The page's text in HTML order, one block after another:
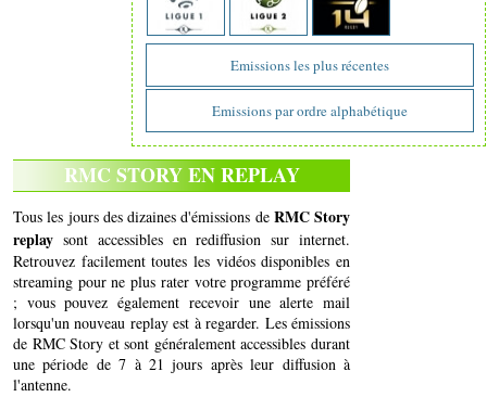
Emissions les plus récentes
Emissions par ordre alphabétique
RMC STORY EN REPLAY
Tous les jours des dizaines d'émissions de RMC Story
replay sont accessibles en rediffusion sur internet.
Retrouvez facilement toutes les vidéos disponibles en
streaming pour ne plus rater votre programme préféré
; vous pouvez également recevoir une alerte mail
lorsqu'un nouveau replay est à regarder. Les émissions
de RMC Story et sont généralement accessibles durant
une période de 7 à 21 jours après leur diffusion à
l'antenne.